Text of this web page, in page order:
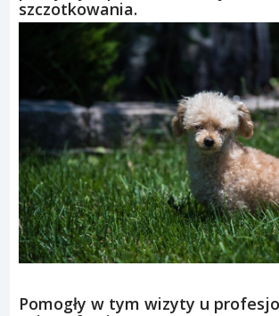
szczotkowania.
Pomogły w tym wizyty u